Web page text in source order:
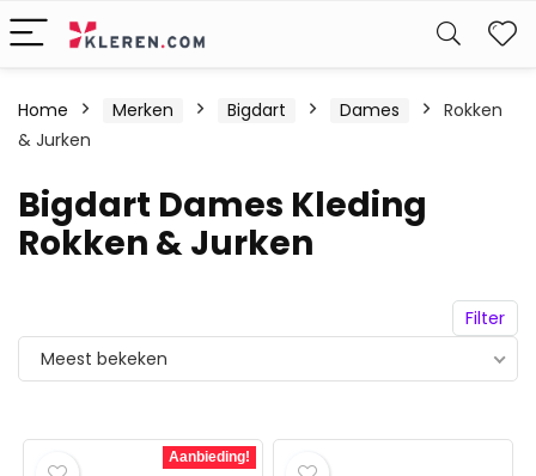
Home Merken Bigdart Dames
Rokken
& Jurken
Bigdart Dames Kleding
Rokken & Jurken
Filter
Meest bekeken
Aanbieding!